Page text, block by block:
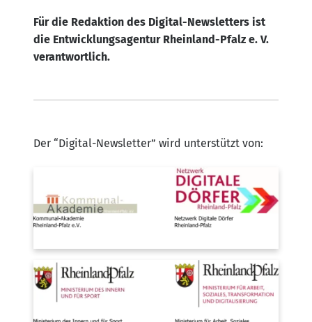
Für die Redak­ti­on des Digi­tal-News­let­ters ist
die Ent­wick­lungs­agen­tur Rhein­land-Pfalz e. V.
verantwortlich.
Der “Digi­tal-News­let­ter” wird unter­stützt von: